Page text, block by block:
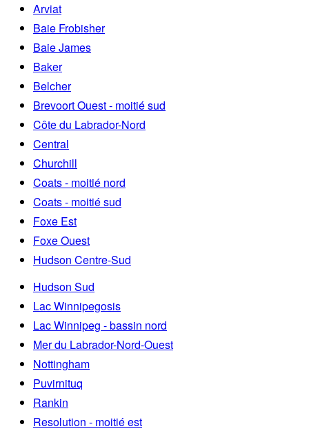
Arviat
Baie Frobisher
Baie James
Baker
Belcher
Brevoort Ouest - moitié sud
Côte du Labrador-Nord
Central
Churchill
Coats - moitié nord
Coats - moitié sud
Foxe Est
Foxe Ouest
Hudson Centre-Sud
Hudson Sud
Lac Winnipegosis
Lac Winnipeg - bassin nord
Mer du Labrador-Nord-Ouest
Nottingham
Puvirnituq
Rankin
Resolution - moitié est